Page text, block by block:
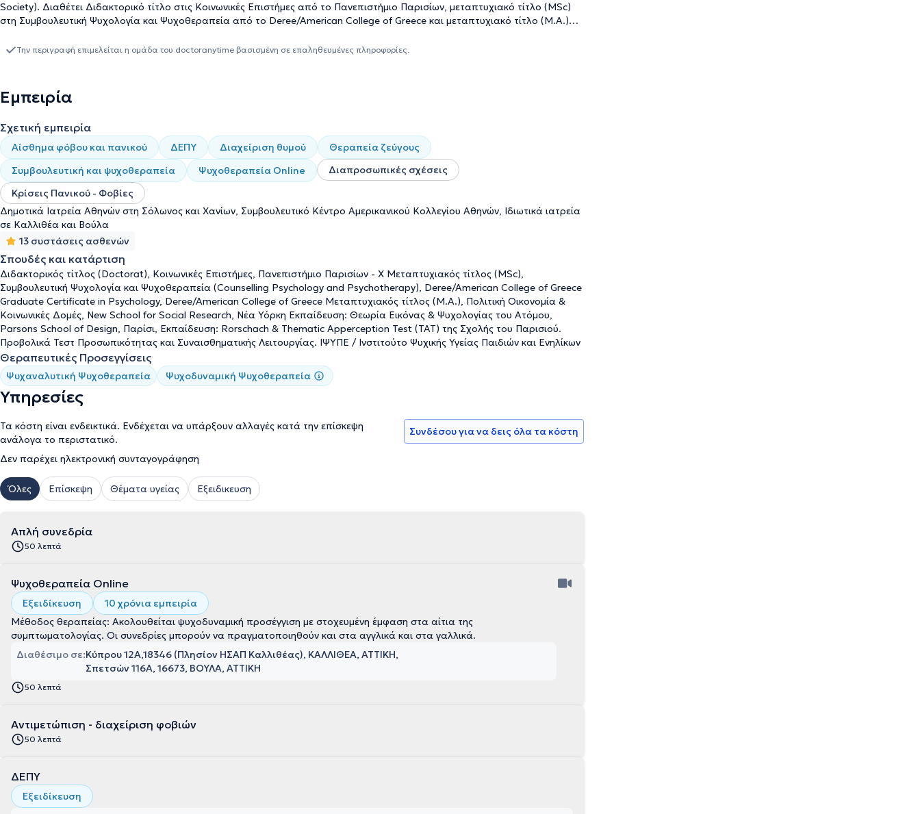
Society). Διαθέτει Διδακτορικό τίτλο στις Κοινωνικές Επιστήμες από το Πανεπιστήμιο Παρισίων, μεταπτυχιακό τίτλο (MSc)
στη Συμβουλευτική Ψυχολογία και Ψυχοθεραπεία από το Deree/American College of Greece και μεταπτυχιακό τίτλο (M.A.)
στη διαχείριση άγχους, θυμού και συγκρούσεων, την αναζήτηση ταυτότητας και αυτοεκτίμησης και τη λύση προβλημάτων
ψυχοθεραπευτικό πλαίσιο και τη νοηματοδότηση της υποκειμενικότητας. Επιπλέον έχει εκπαιδευθεί στη Θεωρία Εικόνας και
Ψυχολογίας του Ατόμου, στο Parsons School of Design, στο Παρίσι καθώς και στη χορήγηση των Προβολικών Τεστ
στο ΙΨΥΠΕ / Ινστιτούτο Ψυχικής Υγείας Παιδιών και Ενηλίκων. Η κλινική εμπειρία του στο χώρο της ψυχοπαθολογίας πέραν
της ιδιωτικής ψυχοθεραπευτικής πρακτικής προέρχεται από την πρακτική ατομικών συνεδριών Συμβουλευτικής Ψυχολογίας
στο Συμβουλευτικό Κέντρο του Αμερικανικού Κολλεγίου Αθηνών καθώς και στα Δημοτικά Ιατρεία του Δήμου Αθηναίων.
Παρακολουθεί επίσης επιλεγμένα πιστοποιημένα σεμινάρια και εκπαιδεύσεις στα πλαίσια της συνεχούς επιστημονικής
κατάρτισης και συμμετέχει με παρουσιάσεις σε διεθνή ερευνητικά συνέδρια ψυχολογίας και ψυχοθεραπείας. Πραγματοποιεί
συνεδρίες στα Ελληνικά, στα Αγγλικά και στα Γαλλικά.
Την περιγραφή επιμελείται η ομάδα του doctoranytime βασισμένη σε επαληθευμένες πληροφορίες.
Εμπειρία
Σχετική εμπειρία
Αίσθημα φόβου και πανικού ΔΕΠΥ Διαχείριση θυμού
Θεραπεία ζεύγους
Συμβουλευτική και ψυχοθεραπεία
Ψυχοθεραπεία Online
Διαπροσωπικές σχέσεις
Κρίσεις Πανικού - Φοβίες
Δημοτικά Ιατρεία Αθηνών στη Σόλωνος και Χανίων, Συμβουλευτικό Κέντρο Αμερικανικού Κολλεγίου Αθηνών, Ιδιωτικά ιατρεία
σε Καλλιθέα και Βούλα
13 συστάσεις ασθενών
Σπουδές και κατάρτιση
Διδακτορικός τίτλος (Doctorat), Κοινωνικές Επιστήμες, Πανεπιστήμιο Παρισίων - Χ Μεταπτυχιακός τίτλος (MSc),
Συμβουλευτική Ψυχολογία και Ψυχοθεραπεία (Counselling Psychology and Psychotherapy), Deree/American College of Greece
Graduate Certificate in Psychology, Deree/American College of Greece Μεταπτυχιακός τίτλος (M.A.), Πολιτική Οικονομία &
Κοινωνικές Δομές, New School for Social Research, Νέα Υόρκη Εκπαίδευση: Θεωρία Eικόνας & Ψυχολογίας του Ατόμου,
Parsons School of Design, Παρίσι, Εκπαίδευση: Rorschach & Thematic Apperception Test (TAT) της Σχολής του Παρισιού.
Προβολικά Τεστ Προσωπικότητας και Συναισθηματικής Λειτουργίας. ΙΨΥΠΕ / Ινστιτούτο Ψυχικής Υγείας Παιδιών και Ενηλίκων
Θεραπευτικές Προσεγγίσεις
Ψυχαναλυτική Ψυχοθεραπεία Ψυχοδυναμική Ψυχοθεραπεία
Υπηρεσίες
Τα κόστη είναι ενδεικτικά. Ενδέχεται να υπάρξουν αλλαγές κατά την επίσκεψη
ανάλογα το περιστατικό.
Δεν παρέχει ηλεκτρονική συνταγογράφηση
Συνδέσου για να δεις όλα τα κόστη
Όλες Επίσκεψη Θέματα υγείας Εξειδικευση
Απλή συνεδρία
50 λεπτά
Ψυχοθεραπεία Online
Εξειδίκευση
10 χρόνια εμπειρία
Μέθοδος θεραπείας: Ακολουθείται ψυχοδυναμική προσέγγιση με στοχευμένη έμφαση στα αίτια της
συμπτωματολογίας. Οι συνεδρίες μπορούν να πραγματοποιηθούν και στα αγγλικά και στα γαλλικά.
Διαθέσιμο σε:Κύπρου 12Α,18346 (Πλησίον ΗΣΑΠ Καλλιθέας), ΚΑΛΛΙΘΕΑ, ΑΤΤΙΚΗ
Σπετσών 116Α, 16673, ΒΟΥΛΑ, ΑΤΤΙΚΗ
50 λεπτά
Αντιμετώπιση - διαχείριση φοβιών
50 λεπτά
ΔΕΠΥ
Εξειδίκευση